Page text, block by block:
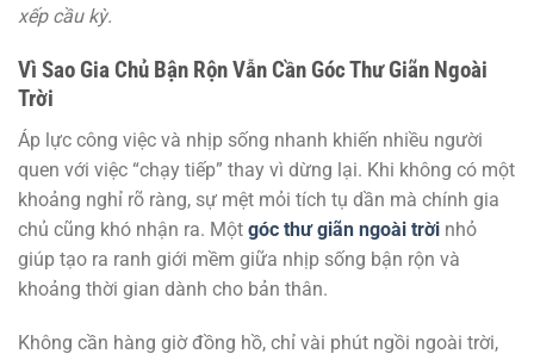
xếp cầu kỳ.
Vì Sao Gia Chủ Bận Rộn Vẫn Cần Góc Thư Giãn Ngoài
Trời
Áp lực công việc và nhịp sống nhanh khiến nhiều người
quen với việc “chạy tiếp” thay vì dừng lại. Khi không có một
khoảng nghỉ rõ ràng, sự mệt mỏi tích tụ dần mà chính gia
chủ cũng khó nhận ra. Một góc thư giãn ngoài trời nhỏ
giúp tạo ra ranh giới mềm giữa nhịp sống bận rộn và
khoảng thời gian dành cho bản thân.
Không cần hàng giờ đồng hồ, chỉ vài phút ngồi ngoài trời,